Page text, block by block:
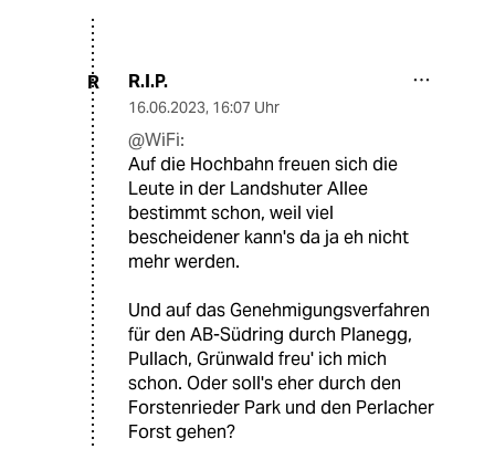
R R.I.P.
16.06.2023, 16:07 Uhr
@WiFi:
Auf die Hochbahn freuen sich die
Leute in der Landshuter Allee
bestimmt schon, weil viel
bescheidener kann's da ja eh nicht
mehr werden.
Und auf das Genehmigungsverfahren
für den AB-Südring durch Planegg,
Pullach, Grünwald freu' ich mich
schon. Oder soll's eher durch den
Forstenrieder Park und den Perlacher
Forst gehen?